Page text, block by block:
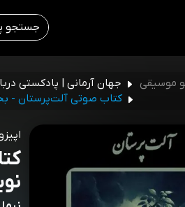
موسیقی
جهان آرمانی | پادکستی
کتاب صوتی آلت‌پرستان -